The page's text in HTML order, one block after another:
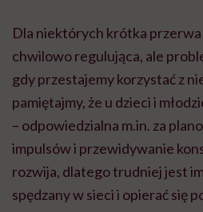
Dla niektórych krótka
chwilowo regulująca, ale
gdy przestajemy korzystać z
pamiętajmy, że u dzieci i
– odpowiedzialna m.in. za
impulsów i przewidywanie
rozwija, dlatego trudniej jest
spędzany w sieci i opierać się